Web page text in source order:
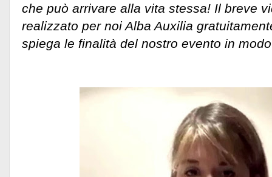
che può arrivare alla vita stessa! Il breve
realizzato per noi Alba Auxilia
spiega le finalità del nostro evento in